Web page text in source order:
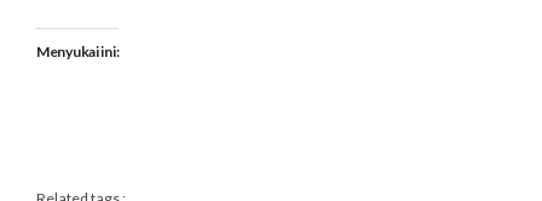
Menyukai ini: